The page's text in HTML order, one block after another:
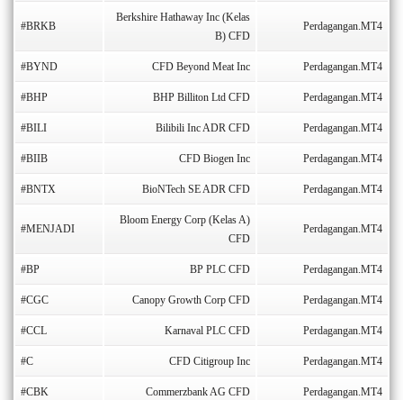
#BRKB
Berkshire Hathaway Inc (Kelas
B) CFD
Perdagangan.MT4
#BYND CFD Beyond Meat Inc Perdagangan.MT4
#BHP BHP Billiton Ltd CFD Perdagangan.MT4
#BILI Bilibili Inc ADR CFD Perdagangan.MT4
#BIIB CFD Biogen Inc Perdagangan.MT4
#BNTX BioNTech SE ADR CFD Perdagangan.MT4
#MENJADI
Bloom Energy Corp (Kelas A)
CFD
Perdagangan.MT4
#BP BP PLC CFD Perdagangan.MT4
#CGC Canopy Growth Corp CFD Perdagangan.MT4
#CCL Karnaval PLC CFD Perdagangan.MT4
#C CFD Citigroup Inc Perdagangan.MT4
#CBK Commerzbank AG CFD Perdagangan.MT4